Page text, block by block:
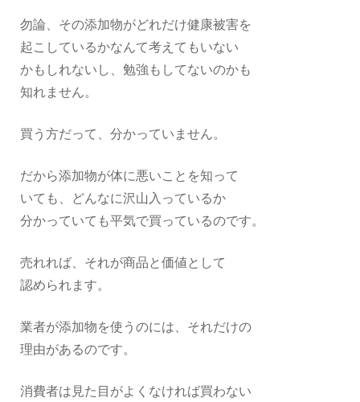
勿論、その添加物がどれだけ健康被害を
起こしているかなんて考えてもいない
かもしれないし、勉強もしてないのかも
知れません。
買う方だって、分かっていません。
だから添加物が体に悪いことを知って
いても、どんなに沢山入っているか
分かっていても平気で買っているのです。
売れれば、それが商品と価値として
認められます。
業者が添加物を使うのには、それだけの
理由があるのです。
消費者は見た目がよくなければ買わない